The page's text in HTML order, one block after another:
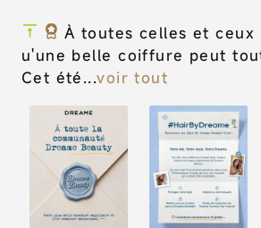
À toutes celles et ceux
u'une belle coiffure peut
Cet été...voir tout